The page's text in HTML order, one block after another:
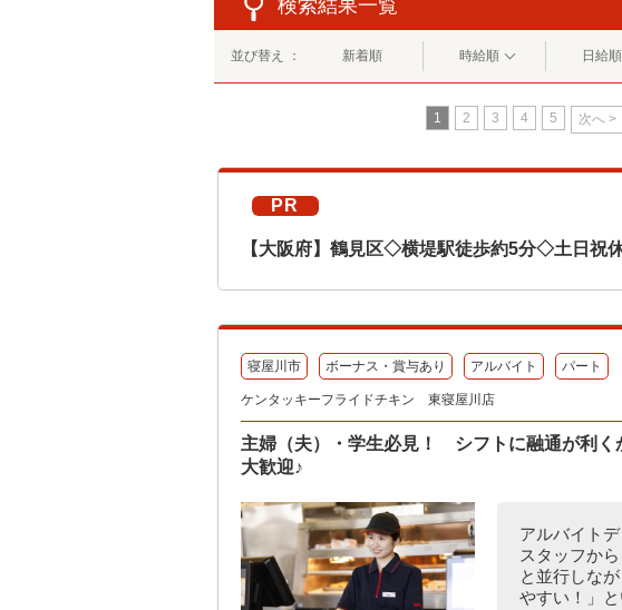
検索結果一覧
並び替え ： 新着順 時給順 日給順
1 2 3 4 5 次へ >
PR
【大阪府】鶴見区◇横堤駅徒歩約5分◇土日祝
寝屋川市 ボーナス・賞与あり アルバイト パート
ケンタッキーフライドチキン 東寝屋川店
主婦（夫）・学生必見！ シフトに融通が利
大歓迎♪
アルバイト
スタッフか
と並行しな
やすい！」